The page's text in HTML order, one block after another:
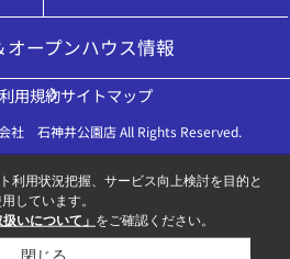
ープンハウス情報
利用規約サイトマップ
社 石神井公園店 All Rights Reserved.
利用状況把握、サービス向上検討を目的と
しています。
いについて」 をご確認ください。
閉じる